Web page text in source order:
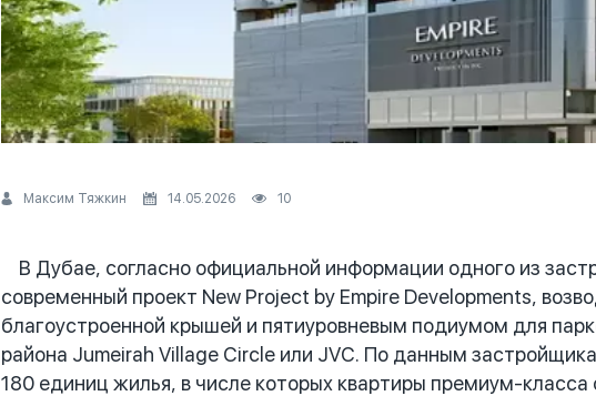
Максим Тяжкин 14.05.2026 10
В Дубае, согласно официальной информации одного из
современный проект New Project by Empire Developments,
благоустроенной крышей и пятиуровневым подиумом для
района Jumeirah Village Circle или JVC. По данным
180 единиц жилья, в числе которых квартиры премиум-